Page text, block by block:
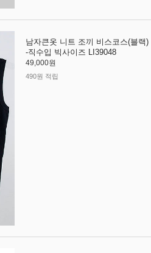
남자큰옷 니트 조끼 비스코스(블랙)
-직수입 빅사이즈 LI39048
49,000원
490원 적립